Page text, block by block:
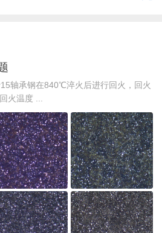
轴承钢在840℃淬火后进行回火，回火
火温度 ...